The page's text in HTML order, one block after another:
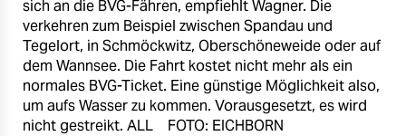
sich an die BVG-Fähren, empfiehlt Wagner. Die
verkehren zum Beispiel zwischen Spandau und
Tegelort, in Schmöckwitz, Oberschöneweide oder auf
dem Wannsee. Die Fahrt kostet nicht mehr als ein
normales BVG-Ticket. Eine günstige Möglichkeit also,
um aufs Wasser zu kommen. Vorausgesetzt, es wird
nicht gestreikt. ALL FOTO: EICHBORN